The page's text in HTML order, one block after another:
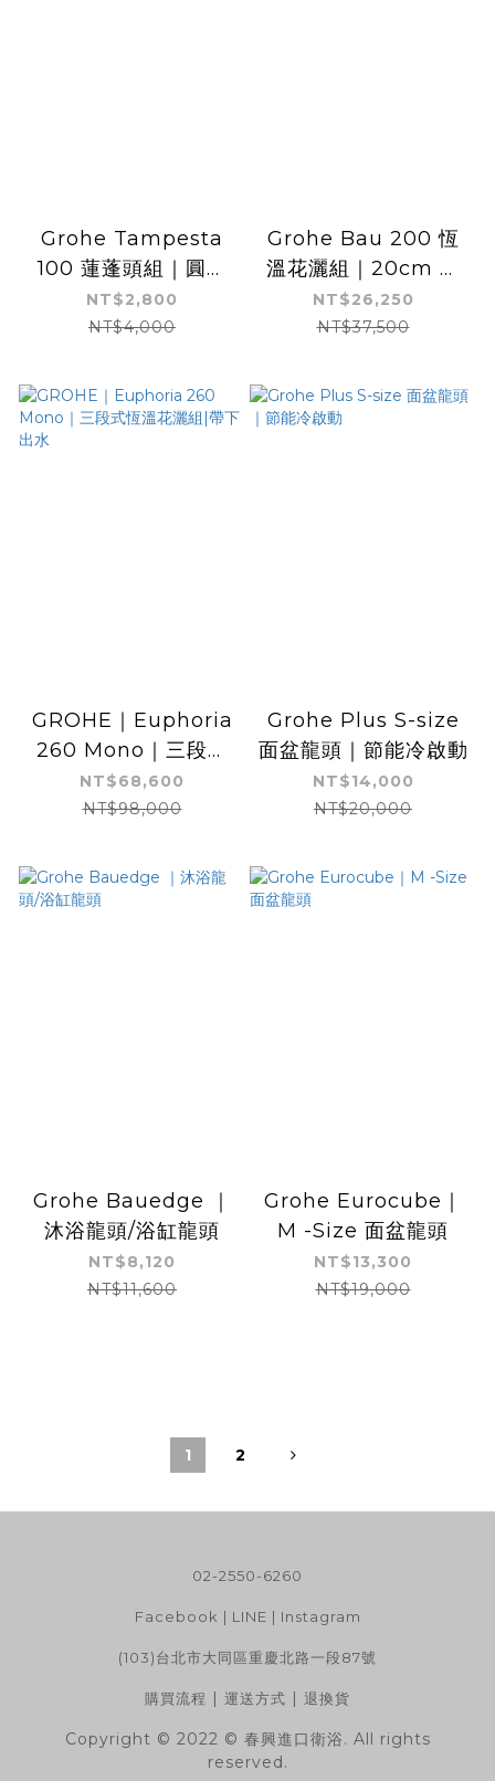
Grohe Tampesta
100 蓮蓬頭組｜圓形
｜附軟管、可調式支架
NT$2,800
NT$4,000
Grohe Bau 200 恆
溫花灑組｜20cm 頂
花灑
NT$26,250
NT$37,500
GROHE｜Euphoria
260 Mono｜三段式
恆溫花灑組|帶下出水
NT$68,600
NT$98,000
Grohe Plus S-size
面盆龍頭｜節能冷啟動
NT$14,000
NT$20,000
Grohe Bauedge ｜
沐浴龍頭/浴缸龍頭
NT$8,120
NT$11,600
Grohe Eurocube｜
M -Size 面盆龍頭
NT$13,300
NT$19,000
1 2
02-2550-6260
Facebook | LINE | Instagram
(103)台北市大同區重慶北路一段87號
購買流程 | 運送方式 | 退換貨
Copyright © 2022 © 春興進口衛浴. All rights
reserved.